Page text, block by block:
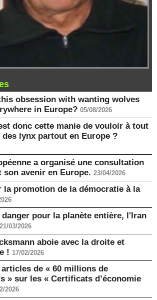
obsession with wanting wolves
in Europe? 05/08/2026
donc cette manie de vouloir à tout
lynx partout en Europe ?
a organisé une consultation
son avenir en Europe. 23/04/2026
la promotion de la démocratie à la
danger pour la planète entière, l'Iran
21/03/2026
aboie avec la droite et
! 17/02/2026
de « 60 millions de
» sur les « Certificats d’économie
2026